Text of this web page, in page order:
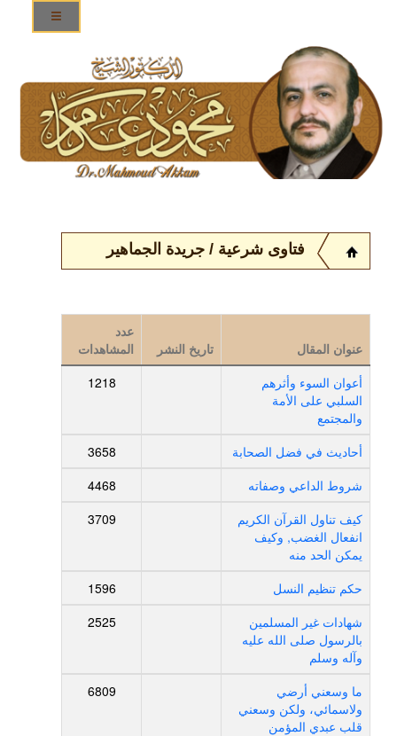
فتاوى شرعية / جريدة الجماهير
عنوان المقال تاريخ النشر
عدد
المشاهدات
أعوان السوء وأثرهم
السلبي على الأمة
والمجتمع
1218
أحاديث في فضل الصحابة
3658
شروط الداعي وصفاته
4468
كيف تناول القرآن الكريم
انفعال الغضب, وكيف
يمكن الحد منه
3709
حكم تنظيم النسل
1596
شهادات غير المسلمين
بالرسول صلى الله عليه
وآله وسلم
2525
ما وسعني أرضي
ولاسمائي، ولكن وسعني
قلب عبدي المؤمن
6809